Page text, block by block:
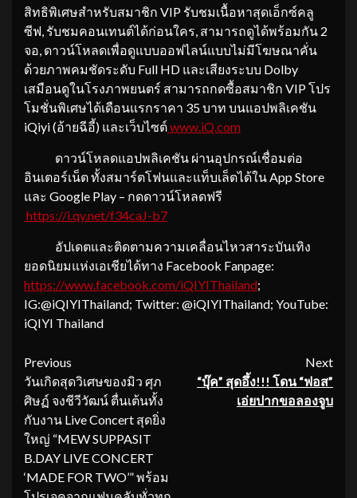
สิทธิพิเศษสำหรับสมาชิก VIP รับชมเนื้อหาสุดเอ็กซ์คลู
ซีฟ, รับชมคอนเทนต์ได้ก่อนใคร, สามารถดูได้พร้อมกัน 2
จอ, ดาวน์โหลดเพื่อดูแบบออฟไลน์แบบไม่มีโฆษณาคั่น
ด้วยภาพคมชัดระดับ Full HD และเสียงระบบ Dolby
เสมือนดูในโรงภาพยนตร์ สามารถกดซื้อสมาชิก VIP โปร
โมชั่นพิเศษได้เดือนแรกราคา 35 บาท บนแอปพลิเคชัน
iQiyi (อ้ายฉีอี้) และเว็บไซต์www.iQ.com
ดาวน์โหลดแอปพลิเคชัน ผ่านอุปกรณ์เชื่อมต่อ
อินเตอร์เน็ต ทั้งสมาร์ตโฟนและแท็บเล็ตได้ใน App Store
และ Google Play – กดดาวน์โหลดฟรี
https://i.qy.net/f34caJ-b7
อัปเดตและติดตามความเคลื่อนไหวสาระบันเทิง
ยอดนิยมแห่งเอเชียได้ทาง Facebook Fanpage:
https://www.facebook.com/iQIYIThailand;
IG:@iQIYIThailand; Twitter: @iQIYIThailand; YouTube:
iQIYI Thailand
Continue
Reading
Previous
วันเกิดสุดวิเศษของมิว ศุภ
ศิษฏ์ จงชีวีวัฒน์ ตื่นเต้นทั้ง
กับงาน Live Concert สุดยิ่ง
ใหญ่ “MEW SUPPASIT
B.DAY LIVE CONCERT
‘MADE FOR TWO’” พร้อม
Next
“บุ๊ค” สุดอึ้ง!!! โดน “ฟอส”
เอ่ยปากขอลองจูบ